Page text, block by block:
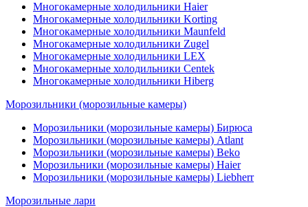
Многокамерные холодильники Haier
Многокамерные холодильники Korting
Многокамерные холодильники Maunfeld
Многокамерные холодильники Zugel
Многокамерные холодильники LEX
Многокамерные холодильники Centek
Многокамерные холодильники Hiberg
Морозильники (морозильные камеры)
Морозильники (морозильные камеры) Бирюса
Морозильники (морозильные камеры) Atlant
Морозильники (морозильные камеры) Beko
Морозильники (морозильные камеры) Haier
Морозильники (морозильные камеры) Liebherr
Морозильные лари